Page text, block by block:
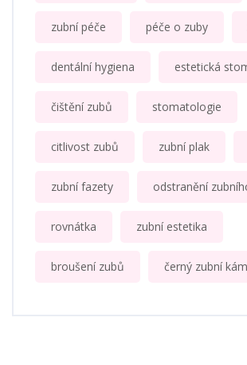
zubní péče péče o zuby
dentální hygiena estetická
čištění zubů stomatologie
citlivost zubů zubní plak
zubní fazety odstranění
rovnátka zubní estetika
broušení zubů černý zubní